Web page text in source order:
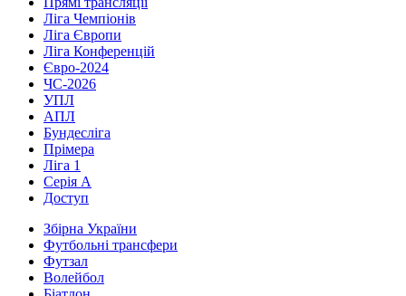
Ліга Чемпіонів
Ліга Європи
Ліга Конференцій
Євро-2024
ЧС-2026
УПЛ
АПЛ
Бундесліга
Прімера
Ліга 1
Серія А
Доступ
Збірна України
Футбольні трансфери
Футзал
Волейбол